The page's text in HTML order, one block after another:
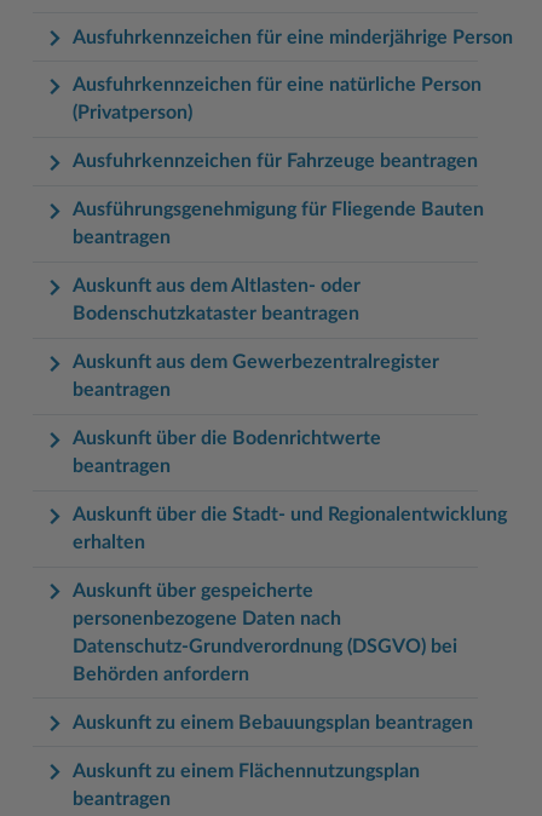
Ausfuhrkennzeichen für eine minderjährige Person
Ausfuhrkennzeichen für eine natürliche Person
(Privatperson)
Ausfuhrkennzeichen für Fahrzeuge beantragen
Ausführungsgenehmigung für Fliegende Bauten
beantragen
Auskunft aus dem Altlasten- oder
Bodenschutzkataster beantragen
Auskunft aus dem Gewerbezentralregister
beantragen
Auskunft über die Bodenrichtwerte
beantragen
Auskunft über die Stadt- und Regionalentwicklung
erhalten
Auskunft über gespeicherte
personenbezogene Daten nach
Datenschutz-Grundverordnung (DSGVO) bei
Behörden anfordern
Auskunft zu einem Bebauungsplan beantragen
Auskunft zu einem Flächennutzungsplan
beantragen